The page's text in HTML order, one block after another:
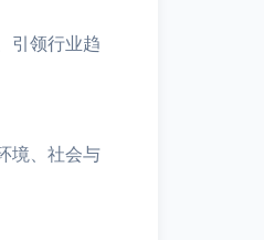
引领行业趋
境、社会与